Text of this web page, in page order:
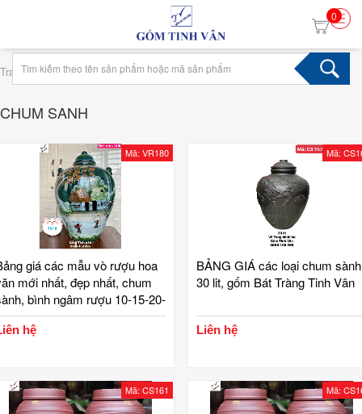
0
Trang chủ › Tag chum sanh
CHUM SANH
Mã: VR180
giá các mẫu vò rượu hoa
mới nhất, đẹp nhất, chum
bình ngâm rượu 10-15-20-
50 lit, mã VR180, gốm sứ bát
tinh vân
hệ
Mã:
BẢNG GIÁ các loại chum sành
30 lit, gốm Bát Tràng Tinh Vân
Liên hệ
Mã: CS161 Mã: